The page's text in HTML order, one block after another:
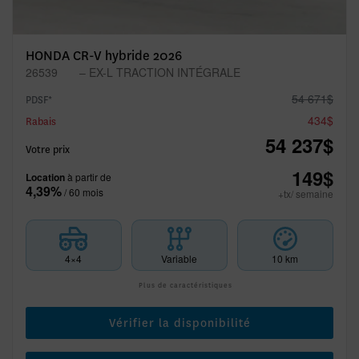
HONDA CR-V hybride 2026
26539 – EX-L TRACTION INTÉGRALE
PDSF* 54 671$
Rabais 434$
Votre prix 54 237$
Locationà partir de
4,39%/ 60 mois 149$
+tx/ semaine
4×4 Variable 10 km
Plus de caractéristiques
Vérifier la disponibilité